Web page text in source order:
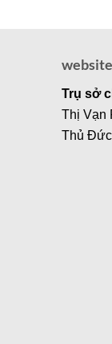
Trụ sở
Thị Vạn
Thủ